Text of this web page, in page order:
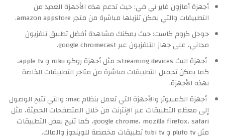
أجهزة أمازون فاير تي في: حيث تدعم هذه الأجهزة العديد من
التطبيقات والتي يمكن تنزيلها مباشرة من متجر amazon appstore.
جوجل كروم كاست: حيث يمكنك مشاهدة أفضل تطبيق تلفزيون
مجاني، على جهاز التلفزيون عبر google chromecast.
أجهزة البث streaming devices: مثل أجهزة روكو roku و apple tv،
كما يمكن تحميل التطبيقات مباشرة من متاجر التطبيقات الخاصة
بهذه الأجهزة.
أجهزة الكمبيوتر والأجهزة التي تعمل بنظام mac: والتي تتيح الوصول
إلى معظم التطبيقات عبر الإنترنت من خلال المتصفحات الحديثة، مثل
google chrome، mozilla firefox، safari، كما تتيح بعض التطبيقات
مثل pluto tv و tubi tv تطبيقات مخصصة للويندوز والماك.